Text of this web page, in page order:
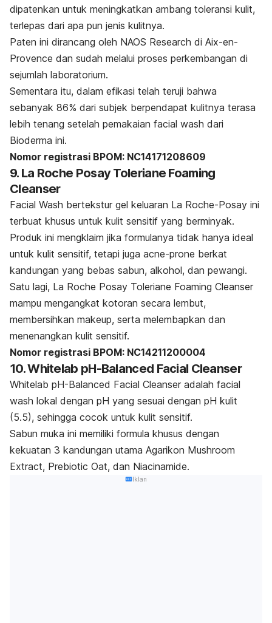
dipatenkan untuk meningkatkan ambang toleransi kulit,
terlepas dari apa pun jenis kulitnya.
Paten ini dirancang oleh NAOS Research di Aix-en-
Provence dan sudah melalui proses perkembangan di
sejumlah laboratorium.
Sementara itu, dalam efikasi telah teruji bahwa
sebanyak 86% dari subjek berpendapat kulitnya terasa
lebih tenang setelah pemakaian facial wash dari
Bioderma ini.
Nomor registrasi BPOM: NC14171208609
9. La Roche Posay Toleriane Foaming
Cleanser
Facial Wash bertekstur gel keluaran La Roche-Posay ini
terbuat khusus untuk kulit sensitif yang berminyak.
Produk ini mengklaim jika formulanya tidak hanya ideal
untuk kulit sensitif, tetapi juga acne-prone berkat
kandungan yang bebas sabun, alkohol, dan pewangi.
Satu lagi, La Roche Posay Toleriane Foaming Cleanser
mampu mengangkat kotoran secara lembut,
membersihkan makeup, serta melembapkan dan
menenangkan kulit sensitif.
Nomor registrasi BPOM: NC14211200004
10. Whitelab pH-Balanced Facial Cleanser
Whitelab pH-Balanced Facial Cleanser adalah facial
wash lokal dengan pH yang sesuai dengan pH kulit
(5.5), sehingga cocok untuk kulit sensitif.
Sabun muka ini memiliki formula khusus dengan
kekuatan 3 kandungan utama Agarikon Mushroom
Extract, Prebiotic Oat, dan Niacinamide.
Iklan